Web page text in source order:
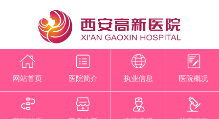
网站首页 医院简介 执业信息 医院概况